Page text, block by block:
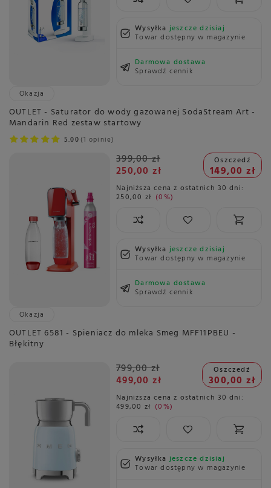
Wysyłkajeszcze dzisiaj
Towar dostępny w magazynie
Darmowa dostawa
Sprawdź cennik
Okazja
OUTLET - Saturator do wody gazowanej SodaStream Art -
Mandarin Red zestaw startowy
5.00 1 opinie
399,00 zł
250,00 zł
Oszczedź
149,00 zł
Najniższa cena z ostatnich 30 dni:
250,00 zł 0%
Wysyłkajeszcze dzisiaj
Towar dostępny w magazynie
Darmowa dostawa
Sprawdź cennik
Okazja
OUTLET 6581 - Spieniacz do mleka Smeg MFF11PBEU -
Błękitny
799,00 zł
499,00 zł
Oszczedź
300,00 zł
Najniższa cena z ostatnich 30 dni:
499,00 zł 0%
Wysyłkajeszcze dzisiaj
Towar dostępny w magazynie